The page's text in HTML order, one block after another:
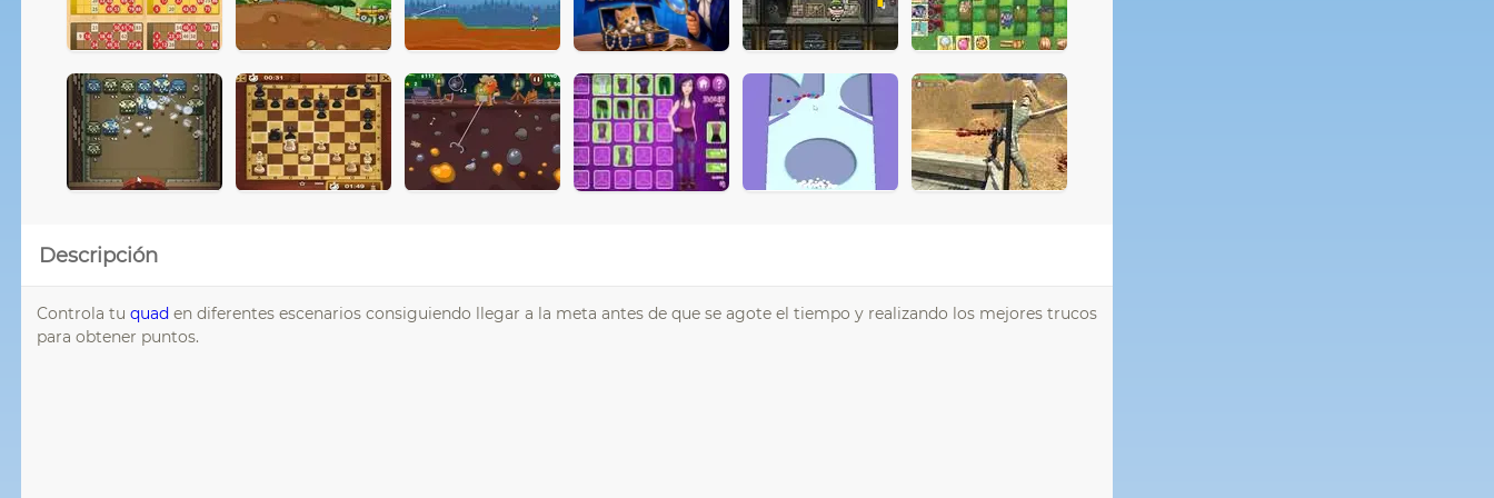
Descripción
Controla tu quad en diferentes escenarios consiguiendo llegar a la meta antes de que se agote el tiempo y realizando los mejores trucos
para obtener puntos.